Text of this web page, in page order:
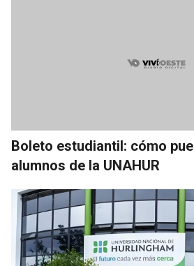
Boleto estudiantil: cómo
alumnos de la UNAHUR